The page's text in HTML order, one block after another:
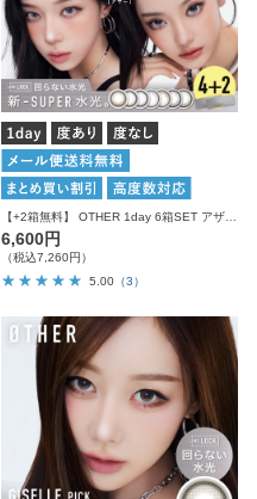
6,600円
（税込7,260円）
5.00 （3）